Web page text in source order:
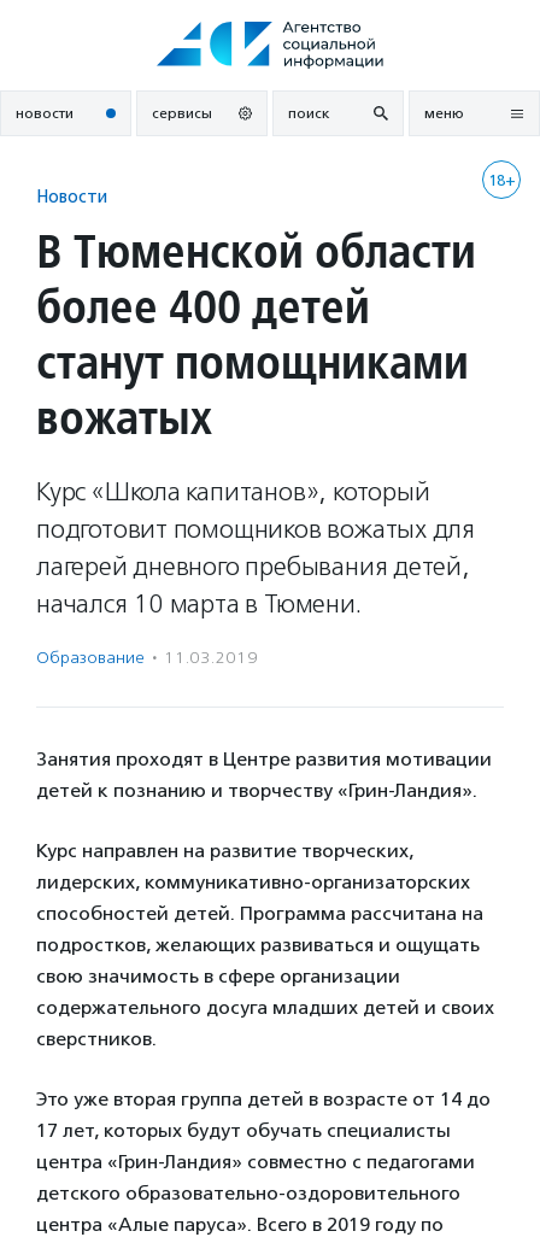
новости сервисы поиск меню
18+
Новости
В Тюменской области
более 400 детей
станут помощниками
вожатых
Курс «Школа капитанов», который
подготовит помощников вожатых для
лагерей дневного пребывания детей,
начался 10 марта в Тюмени.
Образование · 11.03.2019
Занятия проходят в Центре развития мотивации
детей к познанию и творчеству «Грин-Ландия».
Курс направлен на развитие творческих,
лидерских, коммуникативно-организаторских
способностей детей. Программа рассчитана на
подростков, желающих развиваться и ощущать
свою значимость в сфере организации
содержательного досуга младших детей и своих
сверстников.
Это уже вторая группа детей в возрасте от 14 до
17 лет, которых будут обучать специалисты
центра «Грин-Ландия» совместно с педагогами
детского образовательно-оздоровительного
центра «Алые паруса». Всего в 2019 году по